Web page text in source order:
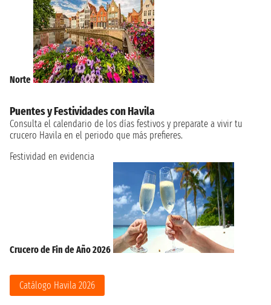
Norte
Puentes y Festividades con Havila
Consulta el calendario de los días festivos y preparate a vivir tu
crucero Havila en el periodo que más prefieres.
Festividad en evidencia
Crucero de Fin de Año 2026
Catálogo Havila 2026